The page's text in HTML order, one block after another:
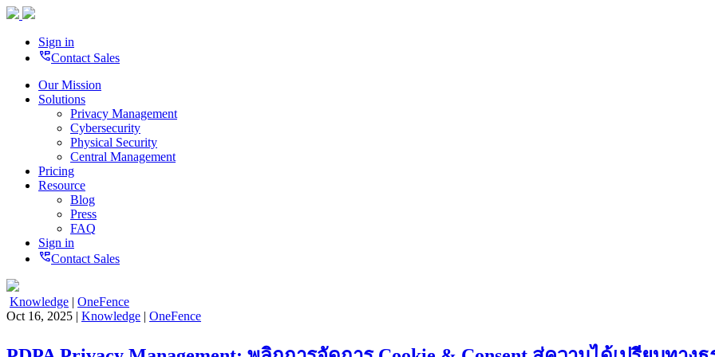
Sign in
perm_phone_msgContact Sales
Our Mission
Solutions
Privacy Management
Cybersecurity
Physical Security
Central Management
Pricing
Resource
Blog
Press
FAQ
Sign in
perm_phone_msgContact Sales
Knowledge | OneFence
Oct 16, 2025 | Knowledge | OneFence